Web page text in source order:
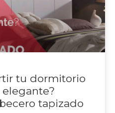
tu dormitorio
tapizado